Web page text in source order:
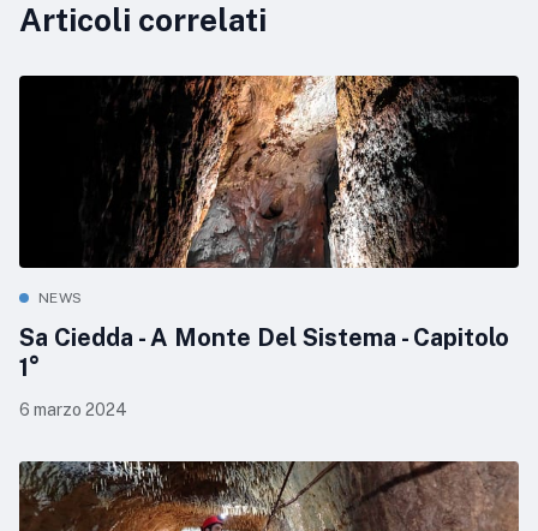
Articoli correlati
NEWS
Sa Ciedda - A Monte Del Sistema - Capitolo
1°
6 marzo 2024